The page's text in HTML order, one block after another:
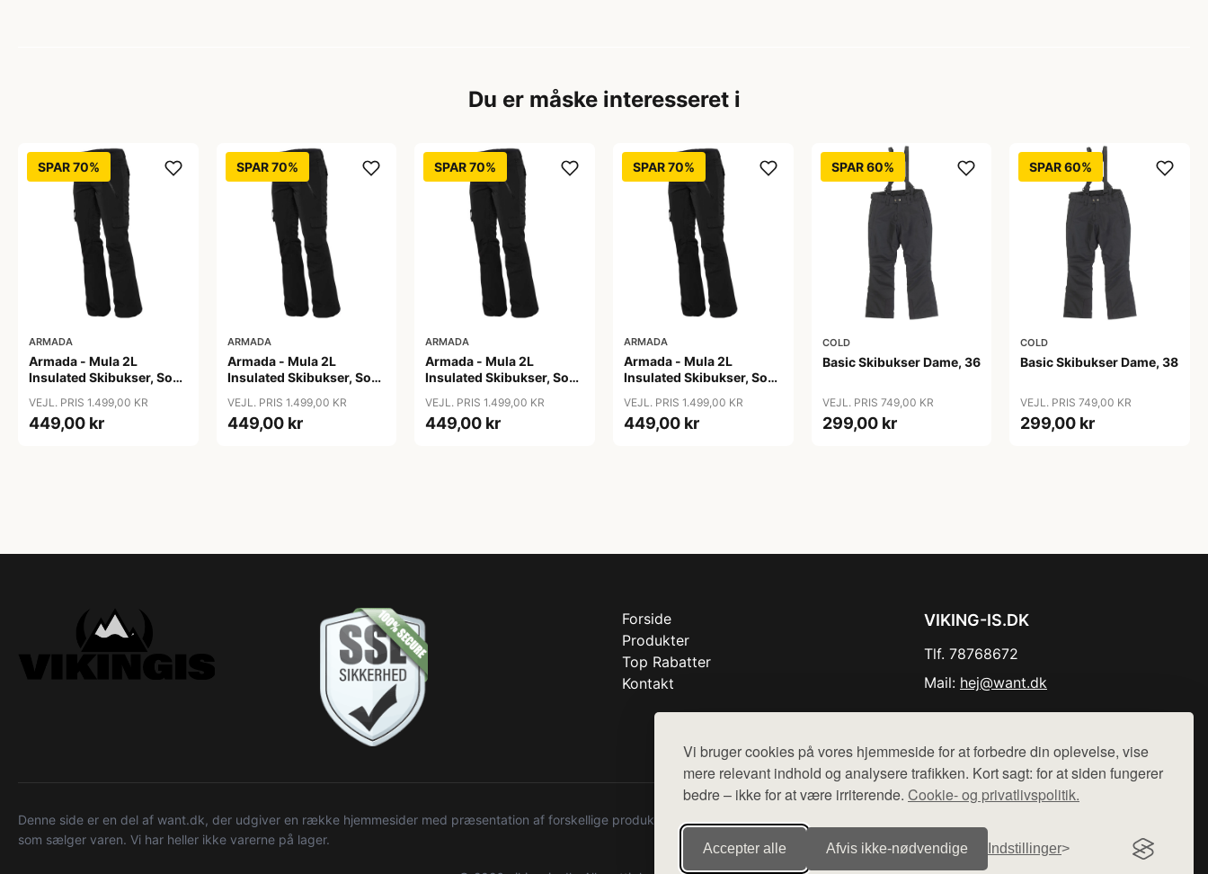
Vi bruger cookies på vores hjemmeside for at forbedre din oplevelse, vise
mere relevant indhold og analysere trafikken. Kort sagt: for at siden fungerer
bedre – ikke for at være irriterende. Cookie- og privatlivspolitik.
Accepter alle Afvis ikke‑nødvendige Indstillinger
Du er måske interesseret i
SPAR 70%
ARMADA
Armada - Mula 2L
Insulated Skibukser, Sort
VEJL. PRIS 1.499,00 KR
449,00 kr
SPAR 70%
ARMADA
Armada - Mula 2L
Insulated Skibukser, Sort
VEJL. PRIS 1.499,00 KR
449,00 kr
SPAR 70%
ARMADA
Armada - Mula 2L
Insulated Skibukser, Sort
VEJL. PRIS 1.499,00 KR
449,00 kr
SPAR 70%
ARMADA
Armada - Mula 2L
Insulated Skibukser, Sort
VEJL. PRIS 1.499,00 KR
449,00 kr
SPAR 60%
COLD
Basic Skibukser Dame, 36
VEJL. PRIS 749,00 KR
299,00 kr
SPAR 60%
COLD
Basic Skibukser Dame, 38
VEJL. PRIS 749,00 KR
299,00 kr
Forside
Produkter
Top Rabatter
Kontakt
VIKING-IS.DK
Tlf. 78768672
Mail: hej@want.dk
Denne side er en del af want.dk, der udgiver en række hjemmesider med præsentation af forskellige produkter fra diverse webshops. Der sælges ikke varer fra denne side - vi henviser til de shops,
som sælger varen. Vi har heller ikke varerne på lager.